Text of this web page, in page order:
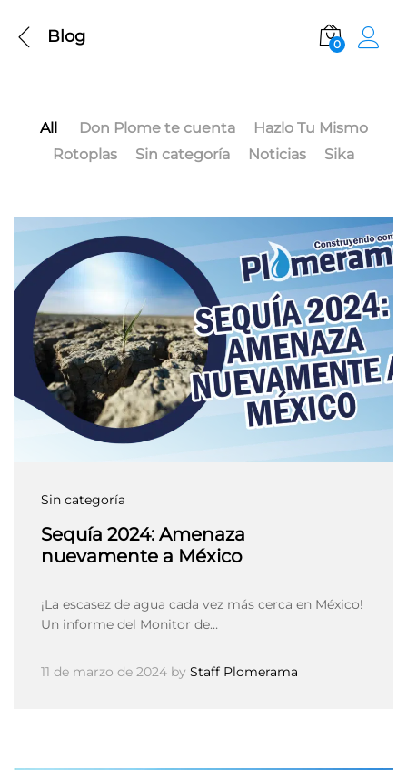
Blog 0
All Don Plome te cuenta
Hazlo Tu Mismo
Rotoplas
Sin categoría Noticias Sika
Sin categoría
Sequía 2024: Amenaza
nuevamente a México
¡La escasez de agua cada vez más cerca en México!
Un informe del Monitor de…
11 de marzo de 2024 by Staff Plomerama